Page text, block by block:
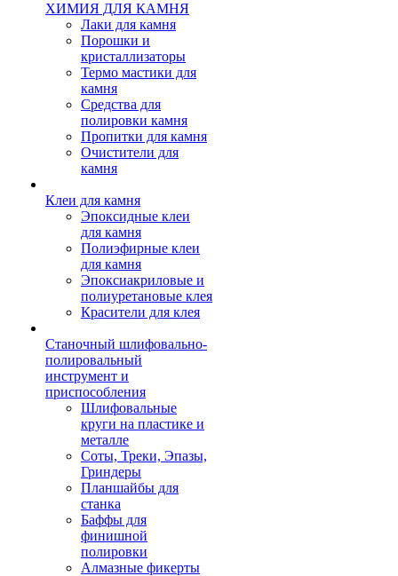
ХИМИЯ ДЛЯ КАМНЯ
Лаки для камня
Порошки и
кристаллизаторы
Термо мастики для
камня
Средства для
полировки камня
Пропитки для камня
Очистители для
камня
Клеи для камня
Эпоксидные клеи
для камня
Полиэфирные клеи
для камня
Эпоксиакриловые и
полиуретановые клея
Красители для клея
Станочный шлифовально-
полировальный
инструмент и
приспособления
Шлифовальные
круги на пластике и
металле
Соты, Треки, Эпазы,
Гриндеры
Планшайбы для
станка
Баффы для
финишной
полировки
Алмазные фикерты